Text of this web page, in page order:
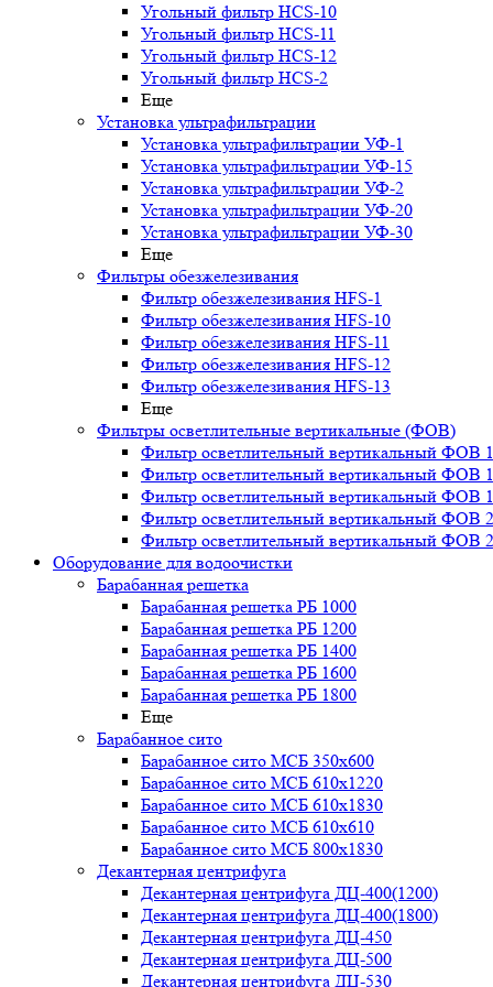
Угольный фильтр HСS-10
Угольный фильтр HСS-11
Угольный фильтр HСS-12
Угольный фильтр HСS-2
Еще
Установка ультрафильтрации
Установка ультрафильтрации УФ-1
Установка ультрафильтрации УФ-15
Установка ультрафильтрации УФ-2
Установка ультрафильтрации УФ-20
Установка ультрафильтрации УФ-30
Еще
Фильтры обезжелезивания
Фильтр обезжелезивания HFS-1
Фильтр обезжелезивания HFS-10
Фильтр обезжелезивания HFS-11
Фильтр обезжелезивания HFS-12
Фильтр обезжелезивания HFS-13
Еще
Фильтры осветлительные вертикальные (ФОВ)
Фильтр осветлительный вертикальный ФОВ
Фильтр осветлительный вертикальный ФОВ
Фильтр осветлительный вертикальный ФОВ
Фильтр осветлительный вертикальный ФОВ
Фильтр осветлительный вертикальный ФОВ
Оборудование для водоочистки
Барабанная решетка
Барабанная решетка РБ 1000
Барабанная решетка РБ 1200
Барабанная решетка РБ 1400
Барабанная решетка РБ 1600
Барабанная решетка РБ 1800
Еще
Барабанное сито
Барабанное сито МСБ 350x600
Барабанное сито МСБ 610x1220
Барабанное сито МСБ 610x1830
Барабанное сито МСБ 610x610
Барабанное сито МСБ 800x1830
Декантерная центрифуга
Декантерная центрифуга ДЦ-400(1200)
Декантерная центрифуга ДЦ-400(1800)
Декантерная центрифуга ДЦ-450
Декантерная центрифуга ДЦ-500
Декантерная центрифуга ДЦ-530